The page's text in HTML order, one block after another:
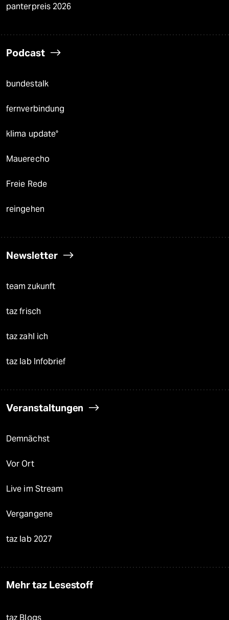
panterpreis 2026
Podcast
bundestalk
fernverbindung
klima update°
Mauerecho
Freie Rede
reingehen
Newsletter
team zukunft
taz frisch
taz zahl ich
taz lab Infobrief
Veranstaltungen
Demnächst
Vor Ort
Live im Stream
Vergangene
taz lab 2027
Mehr taz Lesestoff
taz Blogs